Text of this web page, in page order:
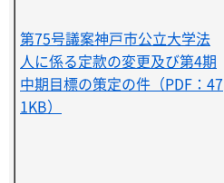
第75号議案神戸市公立大学法
人に係る定款の変更及び第4期
中期目標の策定の件（PDF：47
1KB）